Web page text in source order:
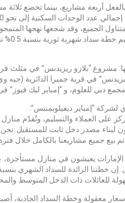
أربعة مشاريع، بينما تخضع
– دون
دبي للعلوم، و “إمباير ليك فيوز”
لشركة “إمباير ديفيلوبمنتس”:
يركز على العملاء والتسليم، وتُقدّم
لبناء مصدر دخل ثابت للمستقبل.
بيع جميع مشاريعنا بالكامل خلال
يعيشون في منازل
معقولة وخطة السداد الجاذبة،